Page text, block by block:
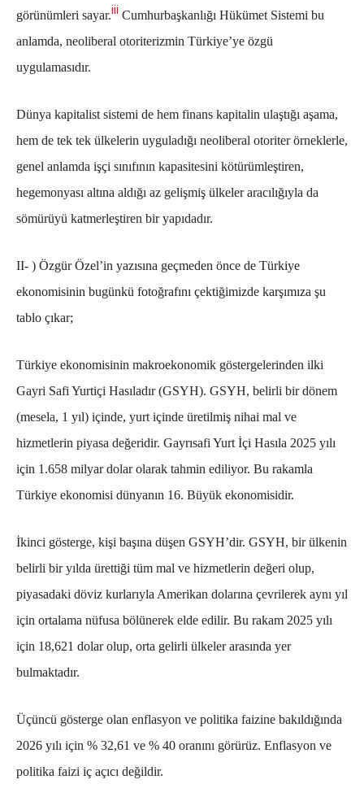
görünümleri sayar.iii Cumhurbaşkanlığı Hükümet Sistemi bu
anlamda, neoliberal otoriterizmin Türkiye’ye özgü
uygulamasıdır.
Dünya kapitalist sistemi de hem finans kapitalin ulaştığı aşama,
hem de tek tek ülkelerin uyguladığı neoliberal otoriter örneklerle,
genel anlamda işçi sınıfının kapasitesini kötürümleştiren,
hegemonyası altına aldığı az gelişmiş ülkeler aracılığıyla da
sömürüyü katmerleştiren bir yapıdadır.
II- ) Özgür Özel’in yazısına geçmeden önce de Türkiye
ekonomisinin bugünkü fotoğrafını çektiğimizde karşımıza şu
tablo çıkar;
Türkiye ekonomisinin makroekonomik göstergelerinden ilki
Gayri Safi Yurtiçi Hasıladır (GSYH). GSYH, belirli bir dönem
(mesela, 1 yıl) içinde, yurt içinde üretilmiş nihai mal ve
hizmetlerin piyasa değeridir. Gayrısafi Yurt İçi Hasıla 2025 yılı
için 1.658 milyar dolar olarak tahmin ediliyor. Bu rakamla
Türkiye ekonomisi dünyanın 16. Büyük ekonomisidir.
İkinci gösterge, kişi başına düşen GSYH’dir. GSYH, bir ülkenin
belirli bir yılda ürettiği tüm mal ve hizmetlerin değeri olup,
piyasadaki döviz kurlarıyla Amerikan dolarına çevrilerek aynı yıl
için ortalama nüfusa bölünerek elde edilir. Bu rakam 2025 yılı
için 18,621 dolar olup, orta gelirli ülkeler arasında yer
bulmaktadır.
Üçüncü gösterge olan enflasyon ve politika faizine bakıldığında
2026 yılı için % 32,61 ve % 40 oranını görürüz. Enflasyon ve
politika faizi iç açıcı değildir.